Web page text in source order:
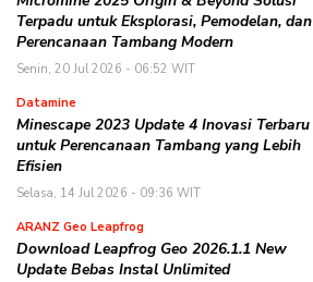
Terpadu untuk Eksplorasi, Pemodelan, dan
Perencanaan Tambang Modern
Senin, 20 Jul 2026 - 06:52 WIT
Datamine
Minescape 2023 Update 4 Inovasi Terbaru
untuk Perencanaan Tambang yang Lebih
Efisien
Selasa, 14 Jul 2026 - 09:36 WIT
ARANZ Geo Leapfrog
Download Leapfrog Geo 2026.1.1 New
Update Bebas Instal Unlimited